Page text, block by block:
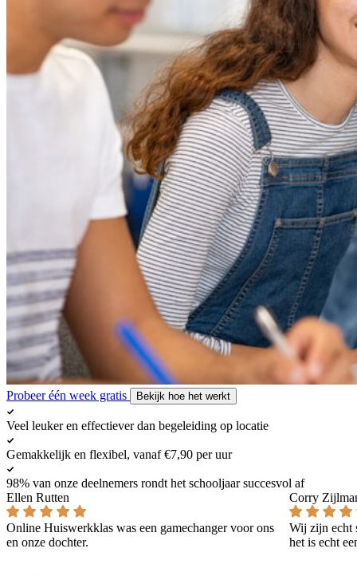
Probeer één week gratis Bekijk hoe het werkt
Veel leuker en effectiever dan begeleiding op locatie
Gemakkelijk en flexibel, vanaf €7,90 per uur
98% van onze deelnemers rondt het schooljaar succesvol af
Ellen Rutten
Online Huiswerkklas was een gamechanger voor ons
en onze dochter.
Corry
Wij zijn echt
het is echt